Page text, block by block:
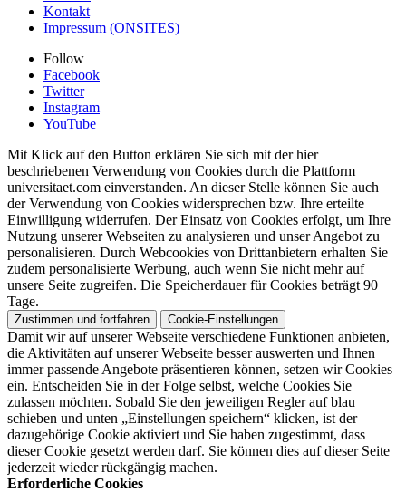
Kontakt
Impressum (ONSITES)
Follow
Facebook
Twitter
Instagram
YouTube
Mit Klick auf den Button erklären Sie sich mit der hier
beschriebenen Verwendung von Cookies durch die Plattform
universitaet.com einverstanden. An dieser Stelle können Sie auch
der Verwendung von Cookies widersprechen bzw. Ihre erteilte
Einwilligung widerrufen. Der Einsatz von Cookies erfolgt, um Ihre
Nutzung unserer Webseiten zu analysieren und unser Angebot zu
personalisieren. Durch Webcookies von Drittanbietern erhalten Sie
zudem personalisierte Werbung, auch wenn Sie nicht mehr auf
unsere Seite zugreifen. Die Speicherdauer für Cookies beträgt 90
Tage.
Zustimmen und fortfahren Cookie-Einstellungen
Damit wir auf unserer Webseite verschiedene Funktionen anbieten,
die Aktivitäten auf unserer Webseite besser auswerten und Ihnen
immer passende Angebote präsentieren können, setzen wir Cookies
ein. Entscheiden Sie in der Folge selbst, welche Cookies Sie
zulassen möchten. Sobald Sie den jeweiligen Regler auf blau
schieben und unten „Einstellungen speichern“ klicken, ist der
dazugehörige Cookie aktiviert und Sie haben zugestimmt, dass
dieser Cookie gesetzt werden darf. Sie können dies auf dieser Seite
jederzeit wieder rückgängig machen.
Erforderliche Cookies